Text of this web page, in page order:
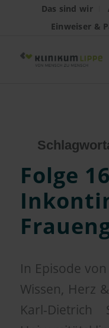
Das sind wir
Einweiser &
Folge
In Episode
Wissen, Herz
Karl-